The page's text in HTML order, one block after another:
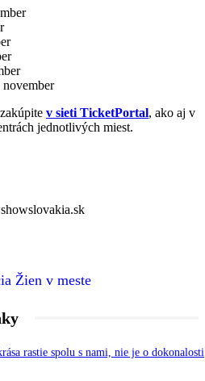
v sieti TicketPortal, ako aj v
jednotlivých miest.
Žien v meste
rastie spolu s nami, nie je o dokonalosti